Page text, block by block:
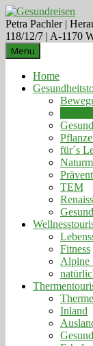
Petra Pachler |
118/12/7 | A-1170
Menu
Home
für´s
TEM
Fitness
Alpine
Inland